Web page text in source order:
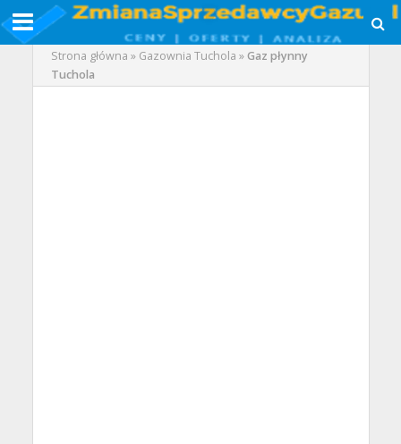
Strona główna » Gazownia Tuchola »Gaz płynny
Tuchola